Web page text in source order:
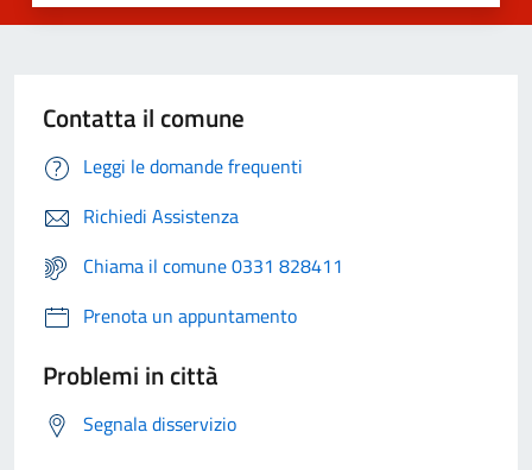
Contatta il comune
Leggi le domande frequenti
Richiedi Assistenza
Chiama il comune 0331 828411
Prenota un appuntamento
Problemi in città
Segnala disservizio